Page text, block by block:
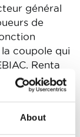
About
général
de
coupole qui
Renta
nouvelles
du 1er
je